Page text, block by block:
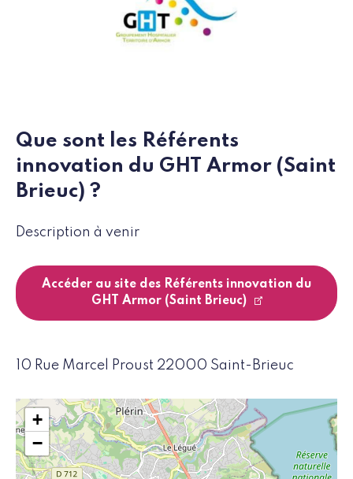
Que sont les Référents
innovation du GHT Armor (Saint
Brieuc) ?
Description à venir
Accéder au site des Référents innovation du
GHT Armor (Saint Brieuc)
10 Rue Marcel Proust 22000 Saint-Brieuc
+
−